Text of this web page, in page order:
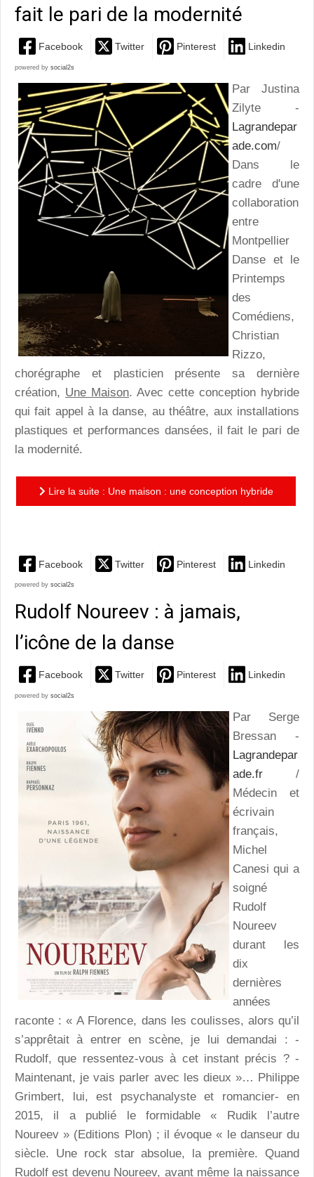
fait le pari de la modernité
Facebook Twitter Pinterest Linkedin
powered by social2s
Par Justina
Zilyte -
Lagrandepar
ade.com/
Dans le
cadre d'une
collaboration
entre
Montpellier
Danse et le
Printemps
des
Comédiens,
Christian
Rizzo,
chorégraphe et plasticien présente sa dernière
création, Une Maison. Avec cette conception hybride
qui fait appel à la danse, au théâtre, aux installations
plastiques et performances dansées, il fait le pari de
la modernité.
Lire la suite : Une maison : une conception hybride
Facebook Twitter Pinterest Linkedin
powered by social2s
Rudolf Noureev : à jamais,
l’icône de la danse
Facebook Twitter Pinterest Linkedin
powered by social2s
Par Serge
Bressan -
Lagrandepar
ade.fr /
Médecin et
écrivain
français,
Michel
Canesi qui a
soigné
Rudolf
Noureev
durant les
dix
dernières
années
raconte : « A Florence, dans les coulisses, alors qu’il
s’apprêtait à entrer en scène, je lui demandai : -
Rudolf, que ressentez-vous à cet instant précis ? -
Maintenant, je vais parler avec les dieux »… Philippe
Grimbert, lui, est psychanalyste et romancier- en
2015, il a publié le formidable « Rudik l’autre
Noureev » (Editions Plon) ; il évoque « le danseur du
siècle. Une rock star absolue, la première. Quand
Rudolf est devenu Noureev, avant même la naissance